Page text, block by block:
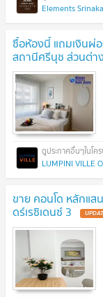
Elements
ซื้อห้องนี้ แถมเงิน
สถานีศรีนุช ส่วนต่า
ขาย คอนโด หลักแส
ดร์เรซิเดนซ์ 3